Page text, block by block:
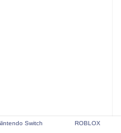
Switch ROBLOX